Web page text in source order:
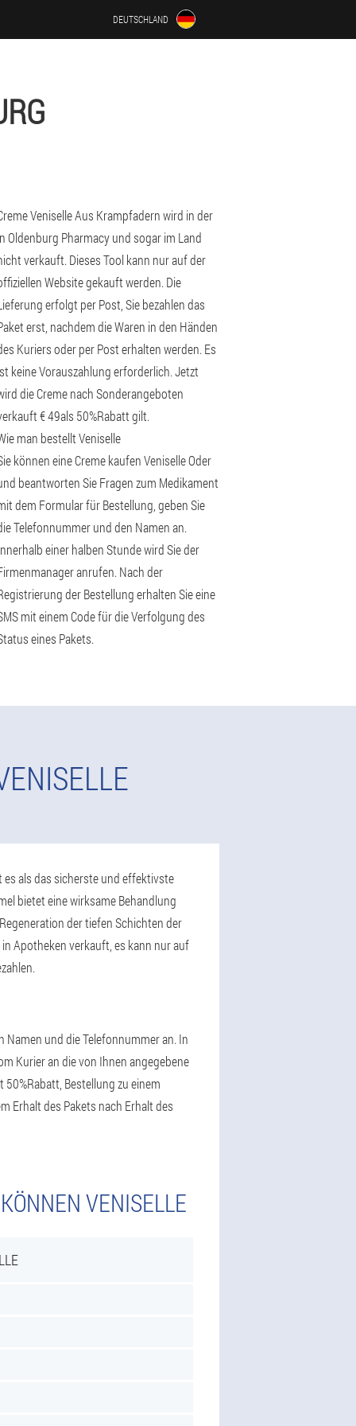
DEUTSCHLAND
Veniselle Aus Krampfadern wird in der
Oldenburg Pharmacy und sogar im Land
verkauft. Dieses Tool kann nur auf der
Website gekauft werden. Die
erfolgt per Post, Sie bezahlen das
erst, nachdem die Waren in den Händen
Kuriers oder per Post erhalten werden. Es
keine Vorauszahlung erforderlich. Jetzt
die Creme nach Sonderangeboten
€ 49als 50%Rabatt gilt.
man bestellt Veniselle
können eine Creme kaufen Veniselle Oder
beantworten Sie Fragen zum Medikament
dem Formular für Bestellung, geben Sie
Telefonnummer und den Namen an.
einer halben Stunde wird Sie der
anrufen. Nach der
der Bestellung erhalten Sie eine
mit einem Code für die Verfolgung des
eines Pakets.
es als das sicherste und effektivste
bietet eine wirksame Behandlung
der tiefen Schichten der
Apotheken verkauft, es kann nur auf
Namen und die Telefonnummer an. In
Kurier an die von Ihnen angegebene
Bestellung zu einem
Erhalt des Pakets nach Erhalt des
VENISELLE